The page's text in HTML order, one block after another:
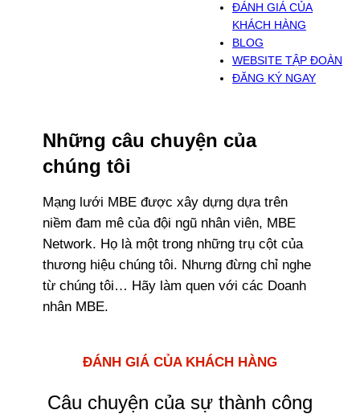
ĐÁNH GIÁ CỦA
KHÁCH HÀNG
BLOG
WEBSITE TẬP ĐOÀN
ĐĂNG KÝ NGAY
Những câu chuyện của
chúng tôi
Mạng lưới MBE được xây dựng dựa trên
niềm đam mê của đội ngũ nhân viên, MBE
Network. Họ là một trong những trụ cột của
thương hiệu chúng tôi. Nhưng đừng chỉ nghe
từ chúng tôi… Hãy làm quen với các Doanh
nhân MBE.
ĐÁNH GIÁ CỦA KHÁCH HÀNG
Câu chuyện của sự thành công